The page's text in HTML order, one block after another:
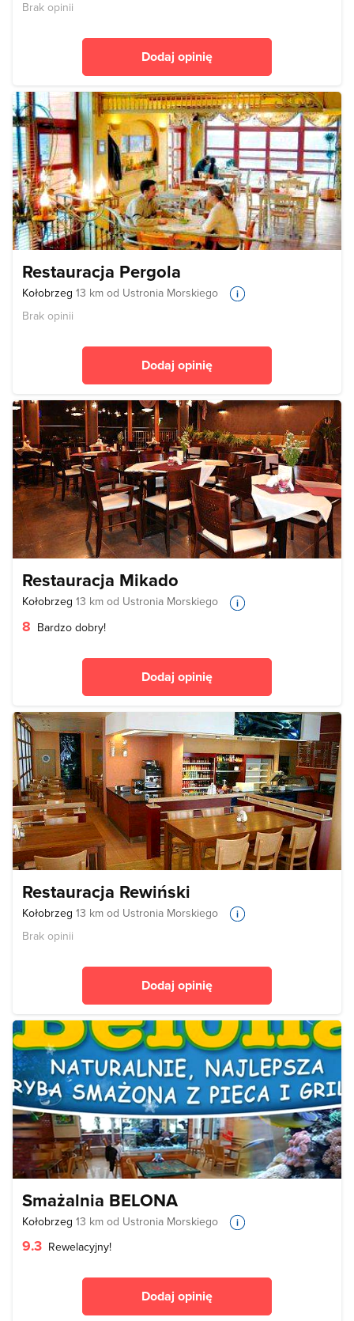
Brak opinii
Dodaj opinię
Restauracja Pergola
Kołobrzeg 13 km od Ustronia Morskiego
Brak opinii
Dodaj opinię
Restauracja Mikado
Kołobrzeg 13 km od Ustronia Morskiego
8 Bardzo dobry!
Dodaj opinię
Restauracja Rewiński
Kołobrzeg 13 km od Ustronia Morskiego
Brak opinii
Dodaj opinię
Smażalnia BELONA
Kołobrzeg 13 km od Ustronia Morskiego
9.3 Rewelacyjny!
Dodaj opinię